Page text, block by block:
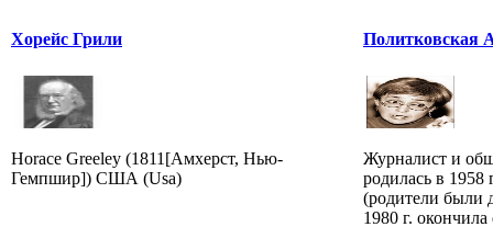
Хорейс Грили
Horace Greeley (1811[Амхерст, Нью-
Гемпшир]) США (Usa)
Политковская
Журналист и
родилась в
(родители
1980 г. окончила